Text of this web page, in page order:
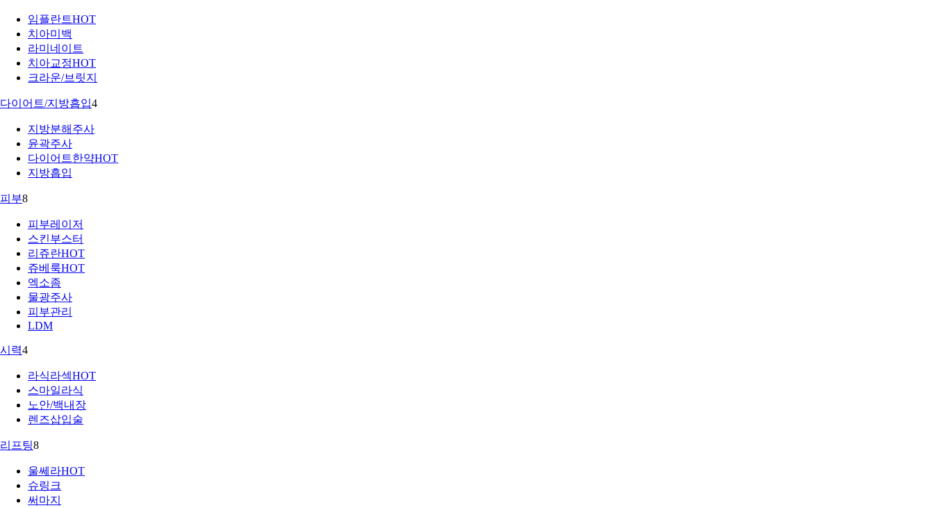
임플란트HOT
치아미백
라미네이트
치아교정HOT
크라운/브릿지
다이어트/지방흡입4
지방분해주사
윤곽주사
다이어트한약HOT
지방흡입
피부8
피부레이저
스킨부스터
리쥬란HOT
쥬베룩HOT
엑소좀
물광주사
피부관리
LDM
시력4
라식라섹HOT
스마일라식
노안/백내장
렌즈삽입술
리프팅8
울쎄라HOT
슈링크
써마지